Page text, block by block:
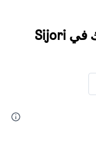
اعثر على نتائج أفضل لإقامتك في Sijori